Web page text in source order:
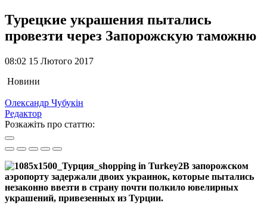
Турецкие украшения пытались
провезти через Запорожскую таможню
08:02 15 Лютого 2017
Новини
Олександр Чубукін
Редактор
Розкажіть про статтю:
В запорожском
аэропорту задержали двоих украинок, которые пытались
незаконно ввезти в страну почти полкило ювелирных
украшений, привезенных из Турции.